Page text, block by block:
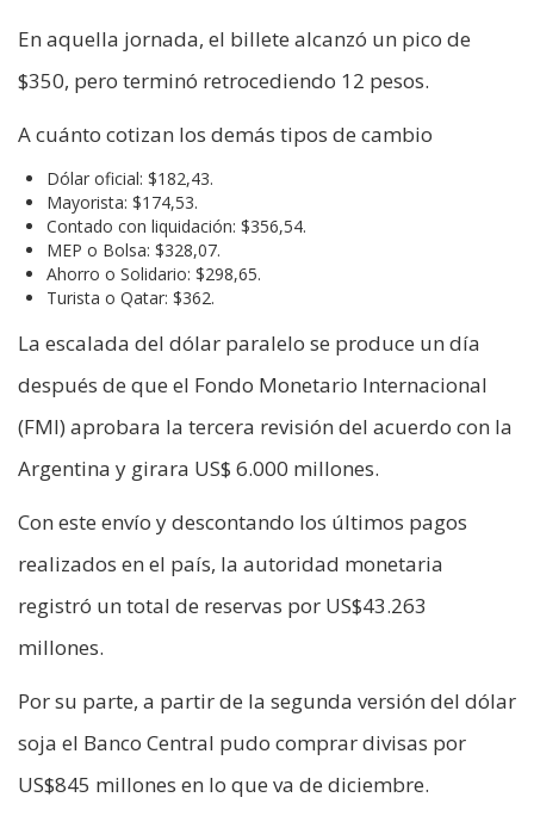
En aquella jornada, el billete alcanzó un pico de
$350, pero terminó retrocediendo 12 pesos.
A cuánto cotizan los demás tipos de cambio
Dólar oficial: $182,43.
Mayorista: $174,53.
Contado con liquidación: $356,54.
MEP o Bolsa: $328,07.
Ahorro o Solidario: $298,65.
Turista o Qatar: $362.
La escalada del dólar paralelo se produce un día
después de que el Fondo Monetario Internacional
(FMI) aprobara la tercera revisión del acuerdo con la
Argentina y girara US$ 6.000 millones.
Con este envío y descontando los últimos pagos
realizados en el país, la autoridad monetaria
registró un total de reservas por US$43.263
millones.
Por su parte, a partir de la segunda versión del dólar
soja el Banco Central pudo comprar divisas por
US$845 millones en lo que va de diciembre.